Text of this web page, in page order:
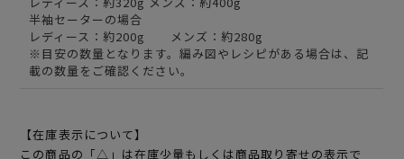
半袖セーターの場合
レディース：約200g メンズ：約280g
※目安の数量となります。編み図やレシピがある場合は、記
載の数量をご確認ください。
【在庫表示について】
この商品の「△」は在庫少量もしくは商品取り寄せの表示で